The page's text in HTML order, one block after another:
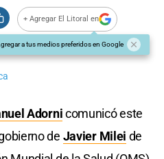
+ Agregar El Litoral en
a tus medios preferidos en Google
Adornicomunicó este
de Javier Milei de